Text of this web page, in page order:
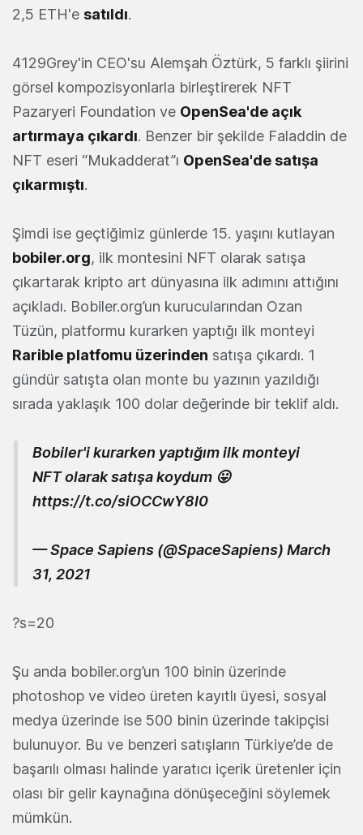
2,5 ETH'e satıldı.
4129Grey'in CEO'su Alemşah Öztürk, 5 farklı şiirini
görsel kompozisyonlarla birleştirerek NFT
Pazaryeri Foundation ve OpenSea'de açık
artırmaya çıkardı. Benzer bir şekilde Faladdin de
NFT eseri ‘’Mukadderat’’ı OpenSea'de satışa
çıkarmıştı.
Şimdi ise geçtiğimiz günlerde 15. yaşını kutlayan
bobiler.org, ilk montesini NFT olarak satışa
çıkartarak kripto art dünyasına ilk adımını attığını
açıkladı. Bobiler.org’un kurucularından Ozan
Tüzün, platformu kurarken yaptığı ilk monteyi
Rarible platfomu üzerinden satışa çıkardı. 1
gündür satışta olan monte bu yazının yazıldığı
sırada yaklaşık 100 dolar değerinde bir teklif aldı.
Bobiler'i kurarken yaptığım ilk monteyi
NFT olarak satışa koydum 😛
https://t.co/siOCCwY8I0
— Space Sapiens (@SpaceSapiens) March
31, 2021
?s=20
Şu anda bobiler.org’un 100 binin üzerinde
photoshop ve video üreten kayıtlı üyesi, sosyal
medya üzerinde ise 500 binin üzerinde takipçisi
bulunuyor. Bu ve benzeri satışların Türkiye’de de
başarılı olması halinde yaratıcı içerik üretenler için
olası bir gelir kaynağına dönüşeceğini söylemek
mümkün.